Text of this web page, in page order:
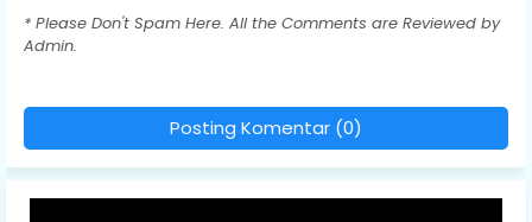
* Please Don't Spam Here. All the Comments are Reviewed by
Admin.
Posting Komentar (0)